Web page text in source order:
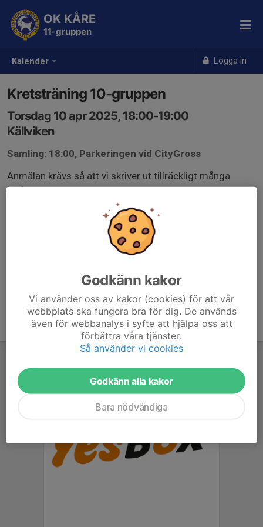
Kalender Logga in
OK KÅRE
11-gruppen
Kretsträning 10-gruppen
Torsdag 10 apr 2025, 18:00-19:00
Källviken
Samling: 18:00, Parkeringen vid CityGross
Anmälan krävs så att vi skriver ut tillräckligt många
kartor.
Samling vid parkeringen på CityGross.
Godkänn kakor
Vi använder oss av kakor (cookies) för att vår
webbplats ska fungera bra för dig. De används
även för webbanalys i syfte att hjälpa oss att
förbättra våra tjänster.
Så använder vi cookies
Godkänn alla kakor
Bara nödvändiga